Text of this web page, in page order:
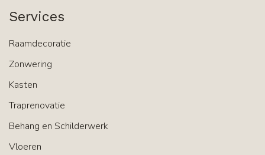
Services
Raamdecoratie
Zonwering
Kasten
Traprenovatie
Behang en Schilderwerk
Vloeren